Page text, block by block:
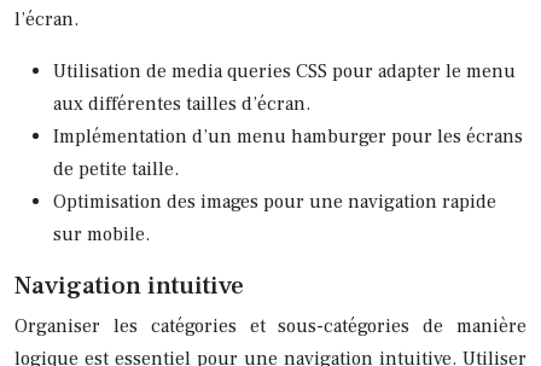
l’écran.
Utilisation de media queries CSS pour adapter le menu
aux différentes tailles d’écran.
Implémentation d’un menu hamburger pour les écrans
de petite taille.
Optimisation des images pour une navigation rapide
sur mobile.
Navigation intuitive
Organiser les catégories et sous-catégories de manière
logique est essentiel pour une navigation intuitive. Utiliser